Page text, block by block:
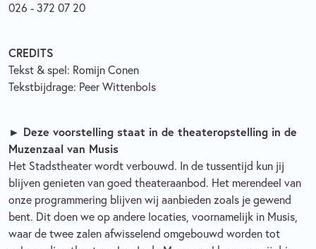
026 - 372 07 20
CREDITS
Tekst & spel: Romijn Conen
Tekstbijdrage: Peer Wittenbols
► Deze voorstelling staat in de theateropstelling in de
Muzenzaal van Musis
Het Stadstheater wordt verbouwd. In de tussentijd kun jij
blijven genieten van goed theateraanbod. Het merendeel van
onze programmering blijven wij aanbieden zoals je gewend
bent. Dit doen we op andere locaties, voornamelijk in Musis,
waar de twee zalen afwisselend omgebouwd worden tot